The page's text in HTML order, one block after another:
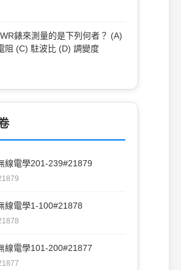
錶來測量的是下列何者？ (A)
頻率 (B) 電阻 (C) 駐波比 (D) 調變度
線電學201-239#21879
線電學1-100#21878
線電學101-200#21877